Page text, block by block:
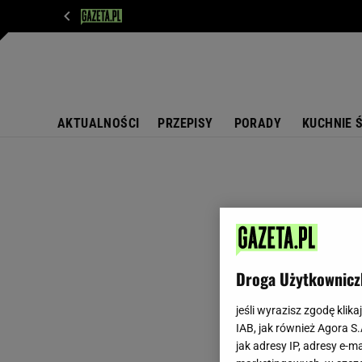
AKTUALNOŚCI PRZEPISY PORADY KUCHNIE
Droga
jeśli wyrazisz zgodę
IAB, jak również Agora
jak adresy IP, adresy e-